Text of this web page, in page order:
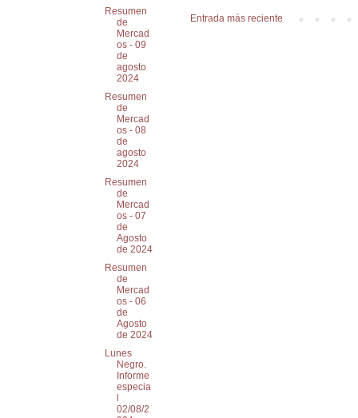
Entrada más reciente
Resumen
de
Mercad
os - 09
de
agosto
2024
Resumen
de
Mercad
os - 08
de
agosto
2024
Resumen
de
Mercad
os - 07
de
Agosto
de 2024
Resumen
de
Mercad
os - 06
de
Agosto
de 2024
Lunes
Negro.
Informe
especia
02/08/2